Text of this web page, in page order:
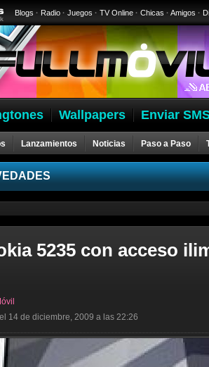
Blogs · Radio · Juegos · TV Online · Chicas · Amigos ·
Wallpapers Enviar
Lanzamientos Noticias Paso a Paso
5235 con acceso
14 de diciembre, 2009 a las 22:26